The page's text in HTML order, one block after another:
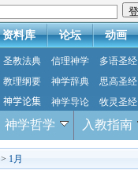
资料库 论坛 动画
圣教法典 信理神学
多语圣经
教理纲要 神学辞典
思高圣经
神学论集 神学导论 牧灵圣经
神学哲学 入教指南
> 1月